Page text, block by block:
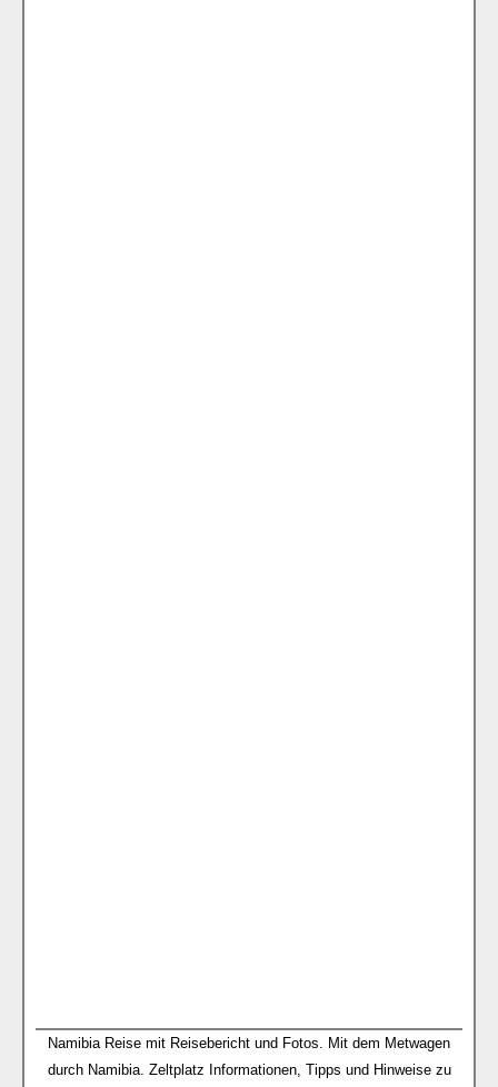
Namibia Reise mit Reisebericht und Fotos. Mit dem Metwagen
durch Namibia. Zeltplatz Informationen, Tipps und Hinweise zu